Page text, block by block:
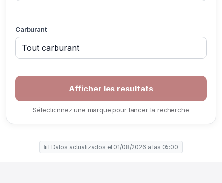
Carburant
Sélectionnez une marque pour lancer la recherche
📊 Datos actualizados el 01/08/2026 a las 05:00